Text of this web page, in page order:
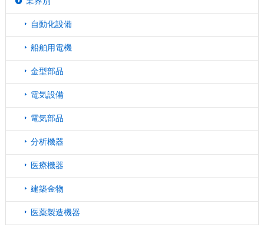
自動化設備
船舶用電機
金型部品
電気設備
電気部品
分析機器
医療機器
建築金物
医薬製造機器